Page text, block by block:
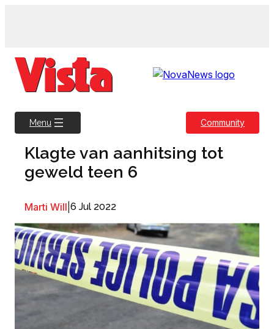
Menu Community
Klagte van aanhitsing tot
geweld teen 6
Marti Will 6 Jul 2022